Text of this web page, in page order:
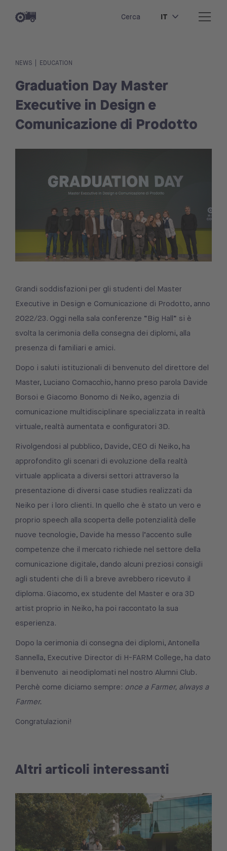
Cerca IT
NEWS EDUCATION
Graduation Day Master
Executive in Design e
Comunicazione di Prodotto
Grandi soddisfazioni per gli studenti del Master
Executive in Design e Comunicazione di Prodotto, anno
2022/23. Oggi nella sala conferenze “Big Hall” si è
svolta la cerimonia della consegna dei diplomi, alla
presenza di familiari e amici.
Dopo i saluti istituzionali di benvenuto del direttore del
Master, Luciano Comacchio, hanno preso parola Davide
Borsoi e Giacomo Bonomo di Neiko, agenzia di
comunicazione multidisciplinare specializzata in realtà
virtuale, realtà aumentata e configuratori 3D.
Rivolgendosi al pubblico, Davide, CEO di Neiko, ha
approfondito gli scenari di evoluzione della realtà
virtuale applicata a diversi settori attraverso la
presentazione di diversi case studies realizzati da
Neiko per i loro clienti. In quello che è stato un vero e
proprio speech alla scoperta delle potenzialità delle
nuove tecnologie, Davide ha messo l’accento sulle
competenze che il mercato richiede nel settore della
comunicazione digitale, dando alcuni preziosi consigli
agli studenti che di lì a breve avrebbero ricevuto il
diploma. Giacomo, ex studente del Master e ora 3D
artist proprio in Neiko, ha poi raccontato la sua
esperienza.
Dopo la cerimonia di consegna dei diplomi, Antonella
Sannella, Executive Director di H-FARM College, ha dato
il benvenuto ai neodiplomati nel nostro Alumni Club.
Perchè come diciamo sempre: once a Farmer, always a
Farmer.
Congratulazioni!
Altri articoli interessanti